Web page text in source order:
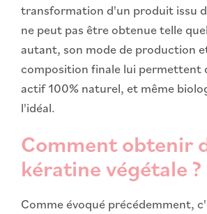
transformation d'un produit issu
ne peut pas être obtenue telle
autant, son mode de production
composition finale lui permettent
actif 100% naturel, et même
l'idéal.
Comment obtenir
kératine végétale ?
Comme évoqué précédemment,